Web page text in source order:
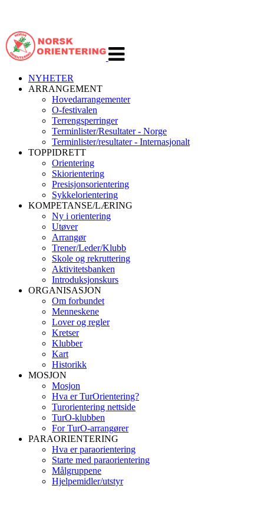
navigasjon
NYHETER
ARRANGEMENT
Hovedarrangementer
O-festivalen
Terrengsperringer
Terminlister/Resultater - Norge
Terminlister/resultater - Internasjonalt
TOPPIDRETT
Orientering
Skiorientering
Presisjonsorientering
Sykkelorientering
KOMPETANSE/LÆRING
Ny i orientering
Utøver
Arrangør
Trener/Leder/Klubb
Skole og rekruttering
Aktivitetsbanken
Introduksjonskurs
ORGANISASJON
Om forbundet
Menneskene
Lover og regler
Kretser
Klubber
Kart
Historikk
MOSJON
Mosjon
Hva er TurOrientering?
Turorientering nettside
TurO-klubben
For TurO-arrangører
PARAORIENTERING
Hva er paraorientering
Starte med paraorientering
Målgruppene
Hjelpemidler/utstyr